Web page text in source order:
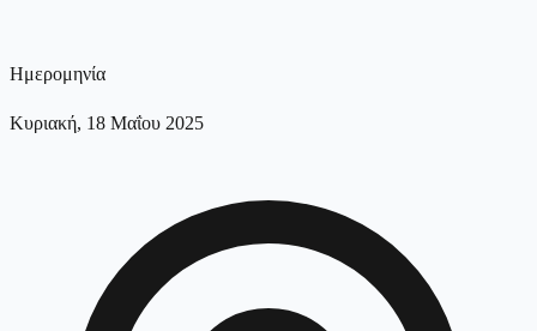
Ημερομηνία
Κυριακή, 18 Μαΐου 2025